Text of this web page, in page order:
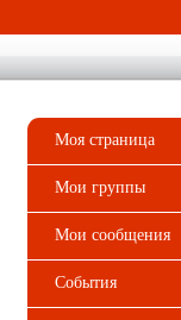
Моя страница
Мои группы
Мои сообщения
События